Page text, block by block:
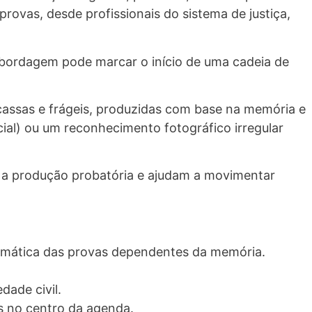
desde profissionais do sistema de justiça,
pode marcar o início de uma cadeia de
e frágeis, produzidas com base na memória e
ou um reconhecimento fotográfico irregular
produção probatória e ajudam a movimentar
das provas dependentes da memória.
civil.
no centro da agenda.